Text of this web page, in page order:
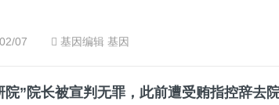
07 基因编辑 基因
院”院长被宣判无罪，此前遭受贿指控辞去